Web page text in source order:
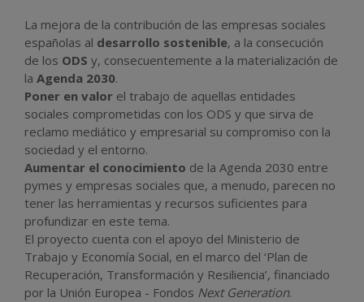
La mejora de la contribución de las empresas sociales
españolas al desarrollo sostenible, a la consecución
de los ODS y, consecuentemente a la materialización de
la Agenda 2030.
Poner en valor el trabajo de aquellas entidades
sociales comprometidas con los ODS y que sirva de
reclamo mediático y empresarial su compromiso con la
sociedad y el entorno.
Aumentar el conocimiento de la Agenda 2030 entre
pymes y empresas sociales que, a menudo, parecen no
tener las herramientas y recursos suficientes para
profundizar en este tema.
El proyecto cuenta con el apoyo del Ministerio de
Trabajo y Economía Social, en el marco del ‘Plan de
Recuperación, Transformación y Resiliencia’, financiado
por la Unión Europea - Fondos Next Generation.